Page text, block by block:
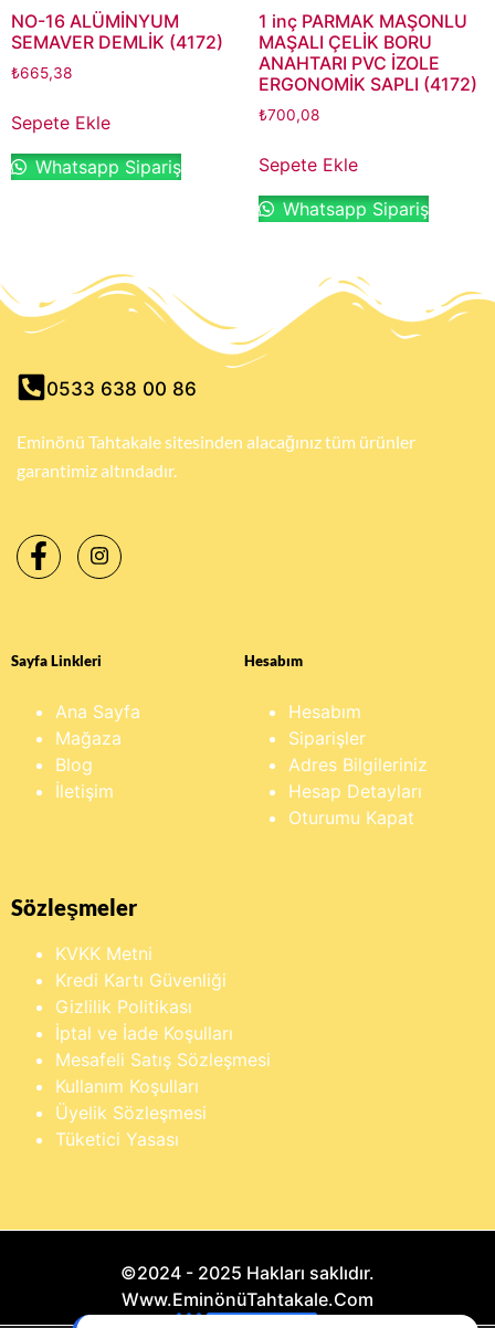
NO-16 ALÜMİNYUM
SEMAVER DEMLİK (4172)
₺665,38
Sepete Ekle
Whatsapp Sipariş
1 inç PARMAK MAŞONLU
MAŞALI ÇELİK BORU
ANAHTARI PVC İZOLE
ERGONOMİK SAPLI (4172)
₺700,08
Sepete Ekle
Whatsapp Sipariş
0533 638 00 86
Eminönü Tahtakale sitesinden alacağınız tüm ürünler
garantimiz altındadır.
Sayfa Linkleri
Ana Sayfa
Mağaza
Blog
İletişim
Hesabım
Hesabım
Siparişler
Adres Bilgileriniz
Hesap Detayları
Oturumu Kapat
Sözleşmeler
KVKK Metni
Kredi Kartı Güvenliği
Gizlilik Politikası
İptal ve İade Koşulları
Mesafeli Satış Sözleşmesi
Kullanım Koşulları
Üyelik Sözleşmesi
Tüketici Yasası
©2024 - 2025 Hakları saklıdır.
Www.EminönüTahtakale.Com